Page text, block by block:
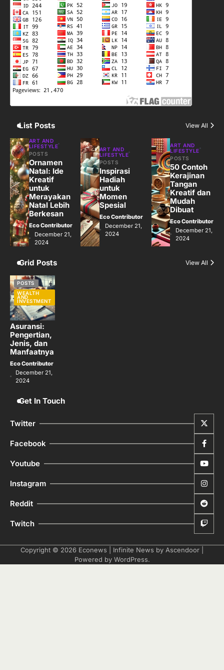
3
Harga Emas Hari Ini: Panduan untuk
Membeli dan Investasi
Eco Contributor
4
Jasa Menulis: Peluang Bisnis Kreatif
5
Jasa Desain: Peluang Usaha Kreatif
di Era Digital
Eco Contributor
List Posts View All
ART AND
LIFESTYLE
POSTS
Ornamen
Natal: Ide
Kreatif
untuk
Merayakan
Natal Lebih
Berkesan
Eco Contributor
December 21,
2024
ART AND
LIFESTYLE
POSTS
Inspirasi
Hadiah
untuk
Momen
Spesial
Eco Contributor
December 21,
2024
ART AND
LIFESTYLE
POSTS
50 Contoh
Kerajinan
Tangan
Kreatif dan
Mudah
Dibuat
Eco Contributor
December 21,
2024
Grid Posts View All
POSTS
WEALTH
AND
INVESTMENT
Asuransi:
Pengertian,
Jenis, dan
Manfaatnya
Eco Contributor
December 21,
2024
Get In Touch
Twitter
Facebook
Youtube
Instagram
Reddit
Twitch
Copyright © 2026 Econews | Infinite News by Ascendoor
Powered by WordPress.